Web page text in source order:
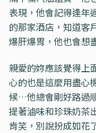
表現，他會記得逢年
的那家酒店，知道客
爆肝爆胃，他也會想
親愛的妳應該覺得上
心的也是這麼用盡心
候…他總會剛好路過
提著滷味和珍珠奶茶
肯笑，別說扮成如花